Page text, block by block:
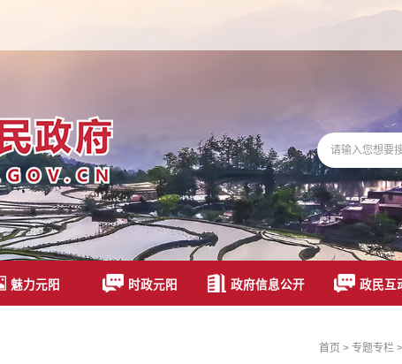
魅力元阳 时政元阳 政府信息公开 政民互
首页 > 专题专栏 >